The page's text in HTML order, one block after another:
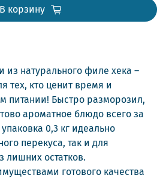
В корзину
из натурального филе хека –
тех, кто ценит время и
питании! Быстро разморозил,
ароматное блюдо всего за
0,3 кг идеально
перекуса, так и для
лишних остатков.
готового качества